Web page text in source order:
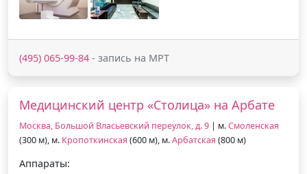
(495) 065-99-84 - запись на МРТ
Медицинский центр «Столица» на Арбате
Москва, Большой Власьевский переулок, д. 9 | м.Смоленская
(300 м), м. Кропоткинская (600 м), м.Арбатская (800 м)
Аппараты: